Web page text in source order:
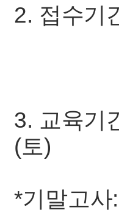
2. 접수기
3. 교육기
(토)
*기말고